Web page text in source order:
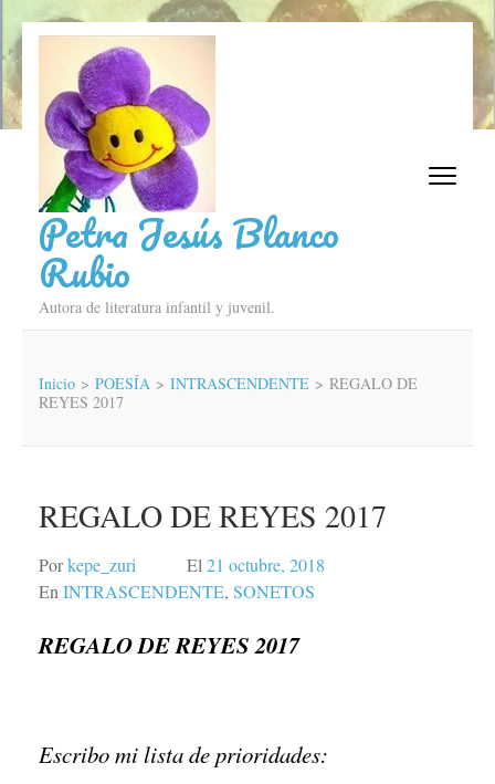
Saltar
contenido
(presiona
tecla
Intro)
Petra Jesús Blanco
Rubio
Autora de literatura infantil y juvenil.
Inicio > POESÍA > INTRASCENDENTE > REGALO DE
REYES 2017
REGALO DE REYES 2017
Porkepe_zuri El 21 octubre, 2018
En INTRASCENDENTE, SONETOS
REGALO DE REYES 2017
Escribo mi lista de prioridades: